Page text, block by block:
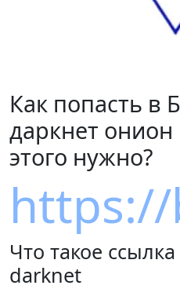
Как попасть в
даркнет онион
этого нужно?
Что такое
darknet